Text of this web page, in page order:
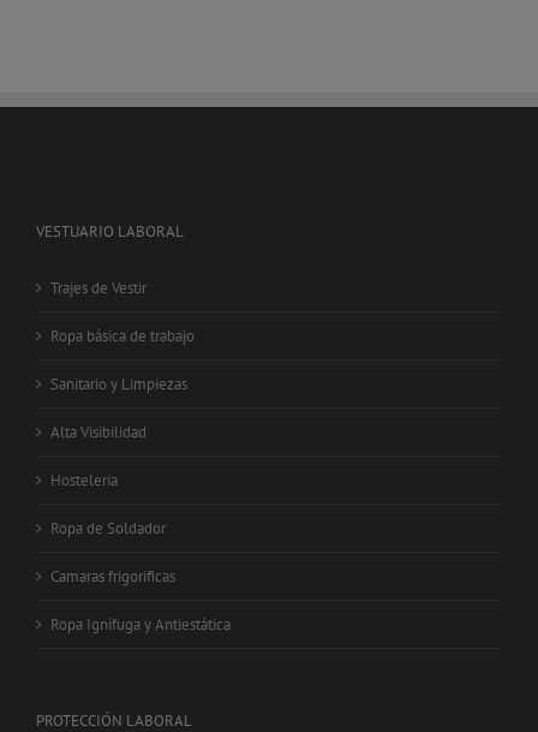
VESTUARIO LABORAL
Trajes de Vestir
Ropa básica de trabajo
Sanitario y Limpiezas
Alta Visibilidad
Hosteleria
Ropa de Soldador
Camaras frigorificas
Ropa Ignífuga y Antiestática
PROTECCIÓN LABORAL